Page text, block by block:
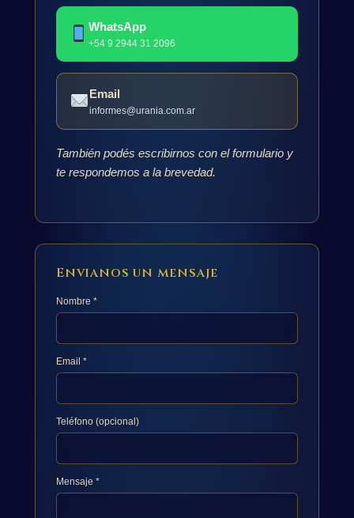
WhatsApp
+54 9 2944 31 2096
Email
informes@urania.com.ar
También podés escribirnos con el formulario y
te respondemos a la brevedad.
Envianos un mensaje
Nombre *
Email *
Teléfono (opcional)
Mensaje *